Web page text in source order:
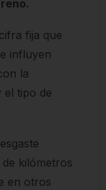
fija que
influyen
la
el tipo de
kilómetros
en otros